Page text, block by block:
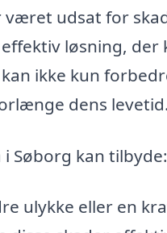
udsat for
løsning, der
ikke kun
dens levetid.
Søborg kan tilbyde:
ulykke eller en